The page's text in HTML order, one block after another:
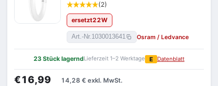
(2)
ersetzt22W
Art.-Nr.1030013641 Osram / Ledvance
23 Stück lagerndLieferzeit 1–2 Werktage E Datenblatt
€16,99 14,28 € exkl. MwSt.